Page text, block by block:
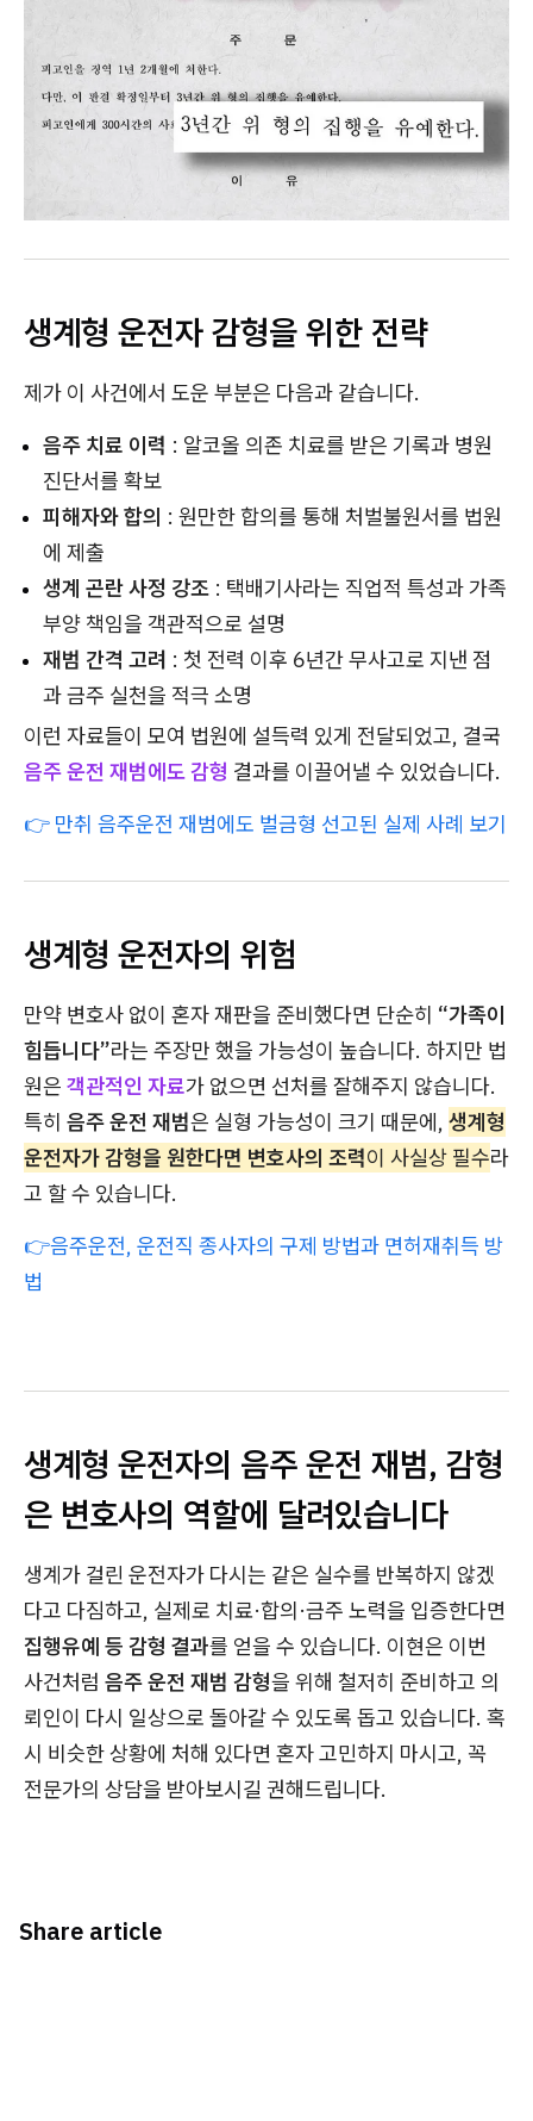
생계형 운전자 감형을 위한 전략
제가 이 사건에서 도운 부분은 다음과 같습니다.
음주 치료 이력 : 알코올 의존 치료를 받은 기록과 병원
진단서를 확보
피해자와 합의 : 원만한 합의를 통해 처벌불원서를 법원
에 제출
생계 곤란 사정 강조 : 택배기사라는 직업적 특성과 가족
부양 책임을 객관적으로 설명
재범 간격 고려 : 첫 전력 이후 6년간 무사고로 지낸 점
과 금주 실천을 적극 소명
이런 자료들이 모여 법원에 설득력 있게 전달되었고, 결국
음주 운전 재범에도 감형 결과를 이끌어낼 수 있었습니다.
👉 만취 음주운전 재범에도 벌금형 선고된 실제 사례 보기
생계형 운전자의 위험
만약 변호사 없이 혼자 재판을 준비했다면 단순히 “가족이
힘듭니다”라는 주장만 했을 가능성이 높습니다. 하지만 법
원은 객관적인 자료가 없으면 선처를 잘해주지 않습니다.
특히 음주 운전 재범은 실형 가능성이 크기 때문에, 생계형
운전자가 감형을 원한다면 변호사의 조력이 사실상 필수라
고 할 수 있습니다.
👉음주운전, 운전직 종사자의 구제 방법과 면허재취득 방
법
생계형 운전자의 음주 운전 재범, 감형
은 변호사의 역할에 달려있습니다
생계가 걸린 운전자가 다시는 같은 실수를 반복하지 않겠
다고 다짐하고, 실제로 치료·합의·금주 노력을 입증한다면
집행유예 등 감형 결과를 얻을 수 있습니다. 이현은 이번
사건처럼 음주 운전 재범 감형을 위해 철저히 준비하고 의
뢰인이 다시 일상으로 돌아갈 수 있도록 돕고 있습니다. 혹
시 비슷한 상황에 처해 있다면 혼자 고민하지 마시고, 꼭
전문가의 상담을 받아보시길 권해드립니다.
Share article